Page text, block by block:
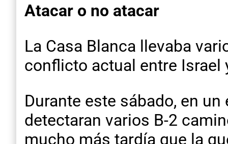
Atacar o no atacar
La Casa Blanca llevaba
conflicto actual entre Israel
Durante este sábado, en
detectaran varios B-2
mucho más tardía que la